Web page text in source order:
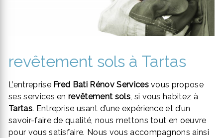
revêtement sols à Tartas
L’entreprise Fred Bati Rénov Servicesvous propose
ses services enrevêtement sols, si vous habitez à
Tartas. Entreprise usant d’une expérience et d’un
savoir-faire de qualité, nous mettons tout en oeuvre
pour vous satisfaire. Nous vous accompagnons ainsi